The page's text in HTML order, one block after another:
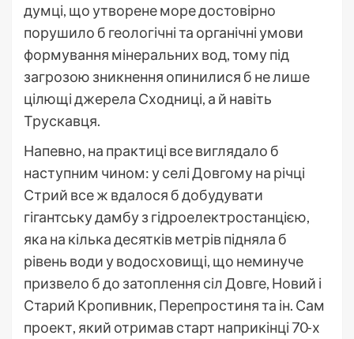
думці, що утворене море достовірно
порушило б геологічні та органічні умови
формування мінеральних вод, тому під
загрозою зникнення опинилися б не лише
цілющі джерела Сходниці, а й навіть
Трускавця.
Напевно, на практиці все виглядало б
наступним чином: у селі Довгому на річці
Стрий все ж вдалося б добудувати
гігантську дамбу з гідроелектростанцією,
яка на кілька десятків метрів підняла б
рівень води у водосховищі, що неминуче
призвело б до затоплення сіл Довге, Новий і
Старий Кропивник, Перепростиня та ін. Сам
проект, який отримав старт наприкінці 70-х